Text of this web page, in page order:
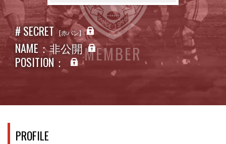
MEMBER
# SECRET 赤パン
NAME：非公開
POSITION：
PROFILE